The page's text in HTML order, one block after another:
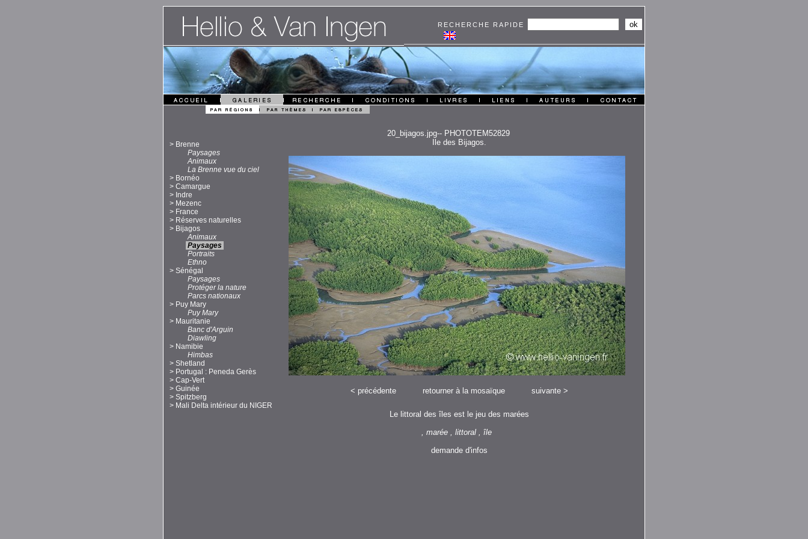
RECHERCHE RAPIDE
20_bijagos.jpg-- PHOTOTEM52829
> Brenne
Paysages
Animaux
La Brenne vue du ciel
> Bornéo
> Camargue
> Indre
> Mezenc
> France
> Réserves naturelles
> Bijagos
Animaux
Paysages
Portraits
Ethno
> Sénégal
Paysages
Protéger la nature
Parcs nationaux
> Puy Mary
Puy Mary
> Mauritanie
Banc d'Arguin
Diawling
> Namibie
Himbas
> Shetland
> Portugal : Peneda Gerès
> Cap-Vert
> Guinée
> Spitzberg
> Mali Delta intérieur du NIGER
Ile des Bijagos.
< précédente retourner à la mosaïque suivante>
Le littoral des îles est le jeu des marées
, marée , littoral , île
demande d'infos